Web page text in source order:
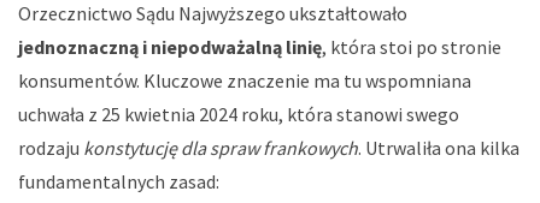
Orzecznictwo Sądu Najwyższego ukształtowało
jednoznaczną i niepodważalną linię, która stoi po stronie
konsumentów. Kluczowe znaczenie ma tu wspomniana
uchwała z 25 kwietnia 2024 roku, która stanowi swego
rodzaju konstytucję dla spraw frankowych. Utrwaliła ona kilka
fundamentalnych zasad: